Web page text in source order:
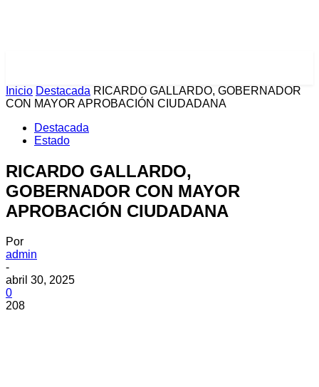
Inicio Destacada RICARDO GALLARDO, GOBERNADOR
CON MAYOR APROBACIÓN CIUDADANA
Destacada
Estado
RICARDO GALLARDO,
GOBERNADOR CON MAYOR
APROBACIÓN CIUDADANA
Por
admin
-
abril 30, 2025
0
208